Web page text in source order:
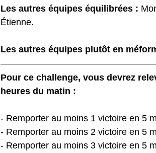
Les autres équipes équilibrées :
Étienne.
Les autres équipes plutôt en
Pour ce challenge, vous devrez
heures du matin :
- Remporter au moins 1 victoire en 5
- Remporter au moins 2 victoire en 5
- Remporter au moins 3 victoire en 5